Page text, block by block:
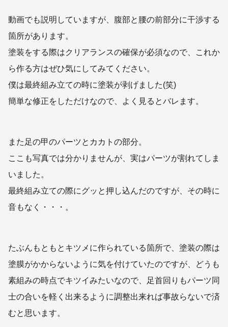
動画でも説明していますが、腹部と腰の前部分に干渉する
箇所があります。
塗装をする際はクリアランスの確保が必須なので、これか
ら作る方はぜひ気にしてみてください。
僕は最終組み立ての時に塗装が剥げました(笑)
簡単な修正をしただけなので、よく見るとバレます。
また足の甲のパーツとカカトの部分。
ここも写真では分かりませんが、実はパーツが割れてしま
いました。
最終組み立ての際にグッと押し込んだのですが、その時に
音もなく・・・。
たぶんもともとキツメに作られている箇所で、塗装の際は
塗膜がかからないように気を付けていたのですが、どうも
素組みの時点でキツイみたいなので、足首回りもパーツ同
士の合いを軽く出来るように調整出来れば事故らないで済
むと思います。